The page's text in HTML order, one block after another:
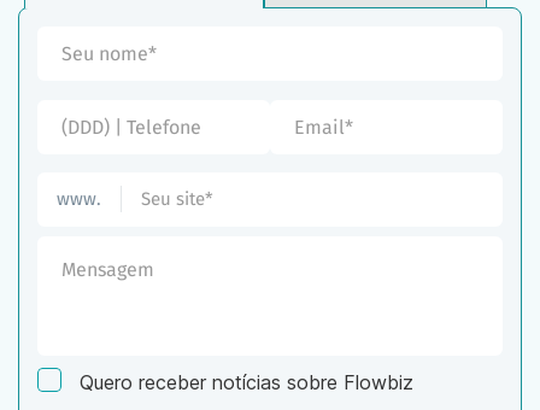
www.
Quero receber notícias sobre Flowbiz